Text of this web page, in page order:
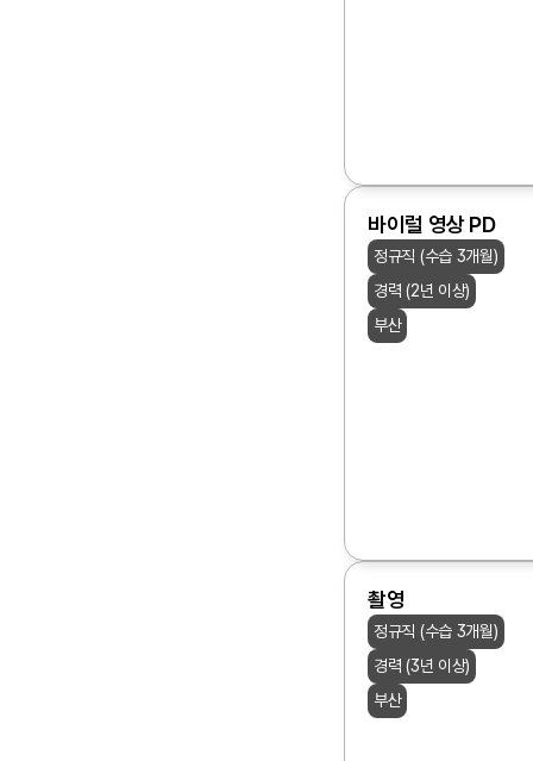
바이럴 영상 PD
정규직 (수습 3개월)
경력 (2년 이상)
부산
촬영
정규직 (수습 3개월)
경력 (3년 이상)
부산